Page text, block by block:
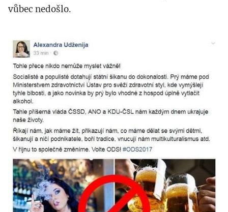
vůbec nedošlo.
odt.jpg